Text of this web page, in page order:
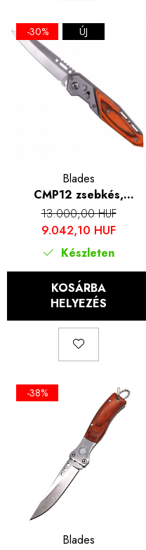
-30% ÚJ
Blades
CMP12 zsebkés,
kempingezés és túrázás,
rozsdamentes acél 420,
13.000,00 HUF
9.042,10 HUF
Készleten
KOSÁRBA
HELYEZÉS
-38%
Blades